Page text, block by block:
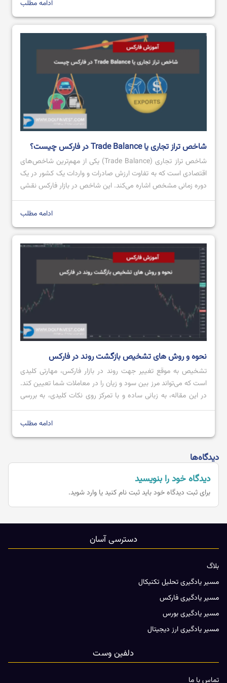
باینری آپشن چیست؟ آموزش باینری آپشن آلپاری
ادامه مطلب
شاخص تراز تجاری یا Trade Balance در فارکس چیست؟
شاخص تراز تجاری (Trade Balance) یکی از مهم‌ترین شاخص‌های
اقتصادی است که به تفاوت ارزش صادرات و واردات یک کشور در یک
دوره زمانی مشخص اشاره می‌کند. این شاخص در بازار فارکس نقشی
کلیدی ایفا می‌کند، زیرا می‌تواند روی ارزش پول ملی یک کشور تاثیر
بگذارد. تراز تجاری مثبت، که به معنای صادرات بیشتر از […]ادامه مطلب
نحوه و روش های تشخیص بازگشت روند در فارکس
تشخیص به ‌موقع تغییر جهت روند در بازار فارکس، مهارتی کلیدی
است که می‌تواند مرز بین سود و زیان را در معاملات شما تعیین کند.
در این مقاله، به زبانی ساده و با تمرکز روی نکات کلیدی، به بررسی
دقیق این موضوع خواهیم پرداخت. هدف ما ارائه دیدگاهی جامع اما
ادامه مطلب
دیدگاه‌ها
دیدگاه خود را بنویسید
برای ثبت دیدگاه خود بایدثبت نام کنید یا وارد شوید.
دسترسی آسان
بلاگ
مسیر یادگیری تحلیل تکنیکال
مسیر یادگیری فارکس
مسیر یادگیری بورس
مسیر یادگیری ارز دیجیتال
دلفین وست
تماس با ما